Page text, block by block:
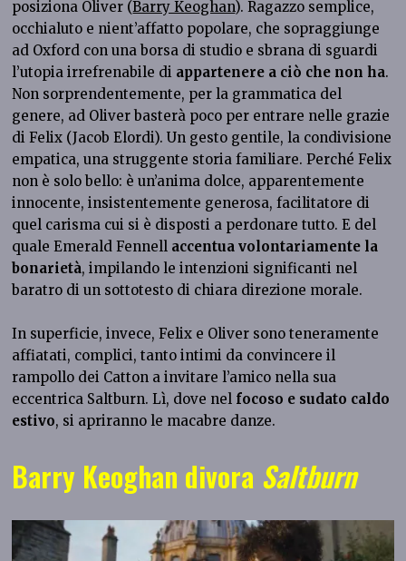
posiziona Oliver (Barry Keoghan). Ragazzo semplice,
occhialuto e nient’affatto popolare, che sopraggiunge
ad Oxford con una borsa di studio e sbrana di sguardi
l’utopia irrefrenabile di appartenere a ciò che non ha.
Non sorprendentemente, per la grammatica del
genere, ad Oliver basterà poco per entrare nelle grazie
di Felix (Jacob Elordi). Un gesto gentile, la condivisione
empatica, una struggente storia familiare. Perché Felix
non è solo bello: è un’anima dolce, apparentemente
innocente, insistentemente generosa, facilitatore di
quel carisma cui si è disposti a perdonare tutto. E del
quale Emerald Fennell accentua volontariamente la
bonarietà, impilando le intenzioni significanti nel
baratro di un sottotesto di chiara direzione morale.
In superficie, invece, Felix e Oliver sono teneramente
affiatati, complici, tanto intimi da convincere il
rampollo dei Catton a invitare l’amico nella sua
eccentrica Saltburn. Lì, dove nel focoso e sudato caldo
estivo, si apriranno le macabre danze.
Barry Keoghan divora Saltburn